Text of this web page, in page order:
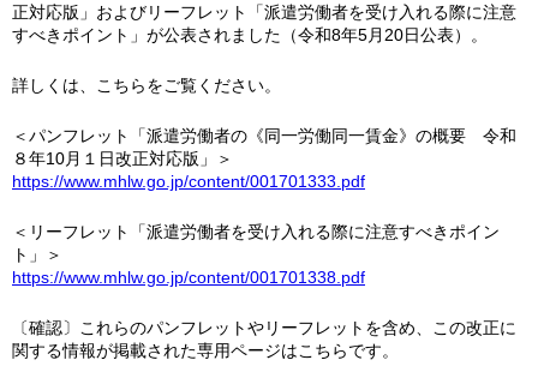
正対応版」およびリーフレット「派遣労働者を受け入れる際に注意
すべきポイント」が公表されました（令和8年5月20日公表）。
詳しくは、こちらをご覧ください。
＜パンフレット「派遣労働者の《同一労働同一賃金》の概要 令和
８年10月１日改正対応版」＞
https://www.mhlw.go.jp/content/001701333.pdf
＜リーフレット「派遣労働者を受け入れる際に注意すべきポイン
ト」＞
https://www.mhlw.go.jp/content/001701338.pdf
〔確認〕これらのパンフレットやリーフレットを含め、この改正に
関する情報が掲載された専用ページはこちらです。